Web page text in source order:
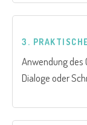
3.
Anwendung des
Dialoge oder